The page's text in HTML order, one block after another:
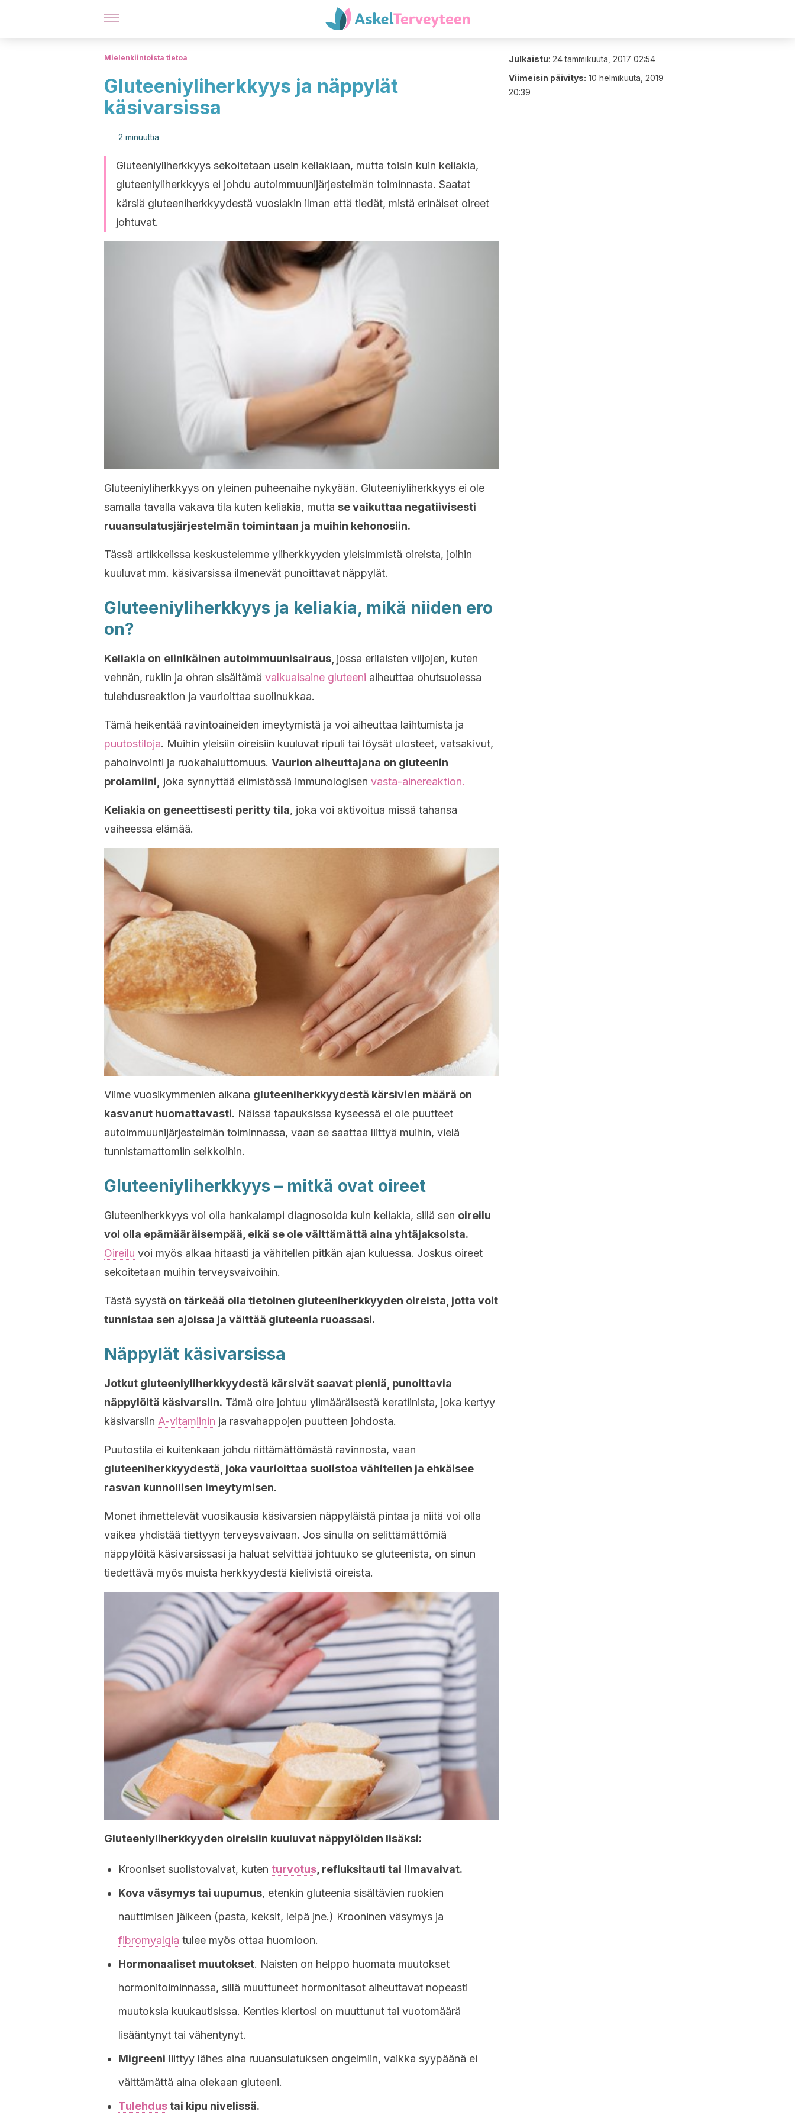
Mielenkiintoista tietoa
Gluteeniyliherkkyys ja näppylät
käsivarsissa
2 minuuttia
Gluteeniyliherkkyys sekoitetaan usein keliakiaan, mutta toisin kuin keliakia,
gluteeniyliherkkyys ei johdu autoimmuunijärjestelmän toiminnasta. Saatat
kärsiä gluteeniherkkyydestä vuosiakin ilman että tiedät, mistä erinäiset oireet
johtuvat.
Gluteeniyliherkkyys on yleinen puheenaihe nykyään. Gluteeniyliherkkyys ei ole
samalla tavalla vakava tila kuten keliakia, mutta se vaikuttaa negatiivisesti
ruuansulatusjärjestelmän toimintaan ja muihin kehonosiin.
Tässä artikkelissa keskustelemme yliherkkyyden yleisimmistä oireista, joihin
kuuluvat mm. käsivarsissa ilmenevät punoittavat näppylät.
Gluteeniyliherkkyys ja keliakia, mikä niiden ero
on?
Keliakia on elinikäinen autoimmuunisairaus, jossa erilaisten viljojen, kuten
vehnän, rukiin ja ohran sisältämä valkuaisaine gluteeni aiheuttaa ohutsuolessa
tulehdusreaktion ja vaurioittaa suolinukkaa.
Tämä heikentää ravintoaineiden imeytymistä ja voi aiheuttaa laihtumista ja
puutostiloja. Muihin yleisiin oireisiin kuuluvat ripuli tai löysät ulosteet, vatsakivut,
pahoinvointi ja ruokahaluttomuus. Vaurion aiheuttajana on gluteenin
prolamiini,
joka synnyttää elimistössä immunologisen vasta-ainereaktion.
Keliakia on geneettisesti peritty tila, joka voi aktivoitua missä tahansa
vaiheessa elämää.
Viime vuosikymmenien aikana gluteeniherkkyydestä kärsivien määrä on
kasvanut huomattavasti. Näissä tapauksissa kyseessä ei ole puutteet
autoimmuunijärjestelmän toiminnassa, vaan se saattaa liittyä muihin, vielä
tunnistamattomiin seikkoihin.
Gluteeniyliherkkyys – mitkä ovat oireet
Gluteeniherkkyys voi olla hankalampi diagnosoida kuin keliakia, sillä sen oireilu
voi olla epämääräisempää, eikä se ole välttämättä aina yhtäjaksoista.
Oireilu voi myös alkaa hitaasti ja vähitellen pitkän ajan kuluessa. Joskus oireet
sekoitetaan muihin terveysvaivoihin.
Tästä syystä on tärkeää olla tietoinen gluteeniherkkyyden oireista, jotta voit
tunnistaa sen ajoissa ja välttää gluteenia ruoassasi.
Näppylät käsivarsissa
Jotkut gluteeniyliherkkyydestä kärsivät saavat pieniä, punoittavia
näppylöitä käsivarsiin. Tämä oire johtuu ylimääräisestä keratiinista, joka kertyy
käsivarsiin A-vitamiinin ja rasvahappojen puutteen johdosta.
Puutostila ei kuitenkaan johdu riittämättömästä ravinnosta, vaan
gluteeniherkkyydestä, joka vaurioittaa suolistoa vähitellen ja ehkäisee
rasvan kunnollisen imeytymisen.
Monet ihmettelevät vuosikausia käsivarsien näppyläistä pintaa ja niitä voi olla
vaikea yhdistää tiettyyn terveysvaivaan. Jos sinulla on selittämättömiä
näppylöitä käsivarsissasi ja haluat selvittää johtuuko se gluteenista, on sinun
tiedettävä myös muista herkkyydestä kielivistä oireista.
Gluteeniyliherkkyyden oireisiin kuuluvat näppylöiden lisäksi:
Krooniset suolistovaivat, kuten turvotus , refluksitauti tai ilmavaivat.
Kova väsymys tai uupumus, etenkin gluteenia sisältävien ruokien
nauttimisen jälkeen (pasta, keksit, leipä jne.) Krooninen väsymys ja
fibromyalgia tulee myös ottaa huomioon.
Hormonaaliset muutokset. Naisten on helppo huomata muutokset
hormonitoiminnassa, sillä muuttuneet hormonitasot aiheuttavat nopeasti
muutoksia kuukautisissa. Kenties kiertosi on muuttunut tai vuotomäärä
lisääntynyt tai vähentynyt.
Migreeni liittyy lähes aina ruuansulatuksen ongelmiin, vaikka syypäänä ei
välttämättä aina olekaan gluteeni.
Tulehdustai kipu nivelissä.
Julkaistu: 24 tammikuuta, 2017 02:54
Viimeisin päivitys: 10 helmikuuta, 2019
20:39